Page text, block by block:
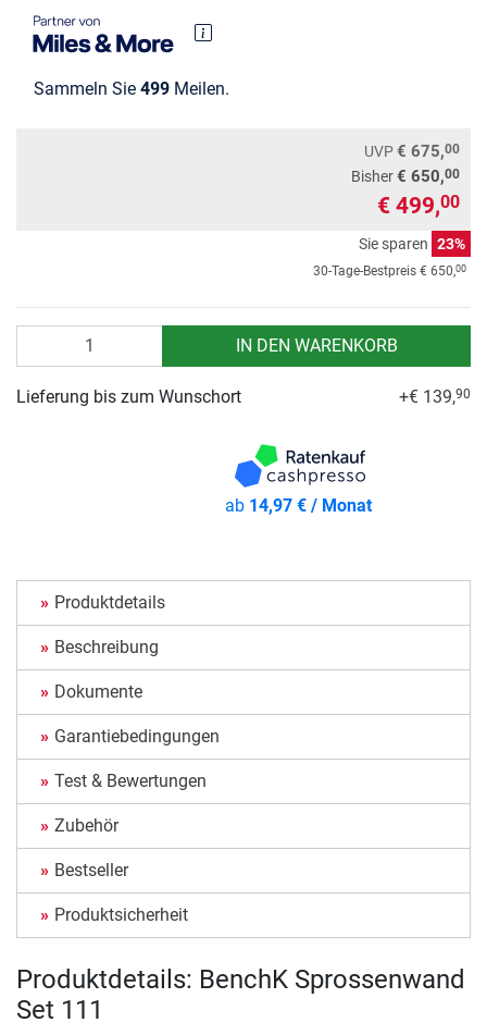
Sammeln Sie 499 Meilen.
UVP€ 675,00
Bisher€ 650,00
€ 499,00
Sie sparen 23%
30-Tage-Bestpreis € 650,00
IN DEN WARENKORB
Lieferung bis zum Wunschort +€ 139,90
ab 14,97 € / Monat
Produktdetails
Beschreibung
Dokumente
Garantiebedingungen
Test & Bewertungen
Zubehör
Bestseller
Produktsicherheit
Produktdetails: BenchK Sprossenwand
Set 111